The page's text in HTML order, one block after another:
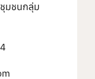
มชนกลุ่ม